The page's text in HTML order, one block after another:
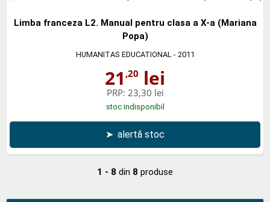
Limba franceza L2. Manual pentru clasa a X-a (Mariana
Popa)
HUMANITAS EDUCATIONAL - 2011
21 ,20 lei
PRP: 23,30 lei
stoc indisponibil
➤ alertă stoc
1 - 8 din 8 produse